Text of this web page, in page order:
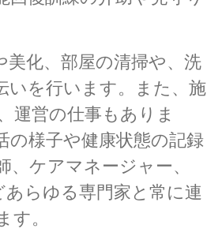
化、部屋の清掃や、洗
いを行います。また、施
運営の仕事もありま
様子や健康状態の記録
ケアマネージャー、
らゆる専門家と常に連
。